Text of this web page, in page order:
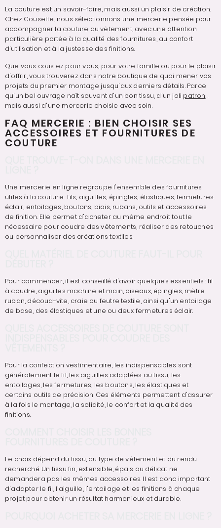
La couture est un savoir-faire, mais aussi un plaisir de création.
Chez Cousette, nous sélectionnons une mercerie pensée pour
accompagner la couture du vêtement, avec une attention
particulière portée à la qualité des fournitures, au confort
d'utilisation et à la justesse des finitions.
Que vous cousiez pour vous, pour votre famille ou pour le plaisir
d'offrir, vous trouverez dans notre boutique de quoi mener vos
projets du premier montage jusqu'aux derniers détails. Parce
qu'un bel ouvrage naît souvent d'un bon tissu, d'un joli patron…
mais aussi d'une mercerie choisie avec soin.
FAQ MERCERIE : BIEN CHOISIR SES
ACCESSOIRES ET FOURNITURES DE
COUTURE
Une mercerie en ligne regroupe l'ensemble des fournitures
utiles à la couture : fils, aiguilles, épingles, élastiques, fermetures
éclair, entoilages, boutons, biais, rubans, outils et accessoires
de finition. Elle permet d'acheter au même endroit tout le
nécessaire pour coudre des vêtements, réaliser des retouches
ou personnaliser des créations textiles.
Pour commencer, il est conseillé d'avoir quelques essentiels : fil
à coudre, aiguilles machine et main, ciseaux, épingles, mètre
ruban, découd-vite, craie ou feutre textile, ainsi qu'un entoilage
de base, des élastiques et une ou deux fermetures éclair.
Pour la confection vestimentaire, les indispensables sont
généralement le fil, les aiguilles adaptées au tissu, les
entoilages, les fermetures, les boutons, les élastiques et
certains outils de précision. Ces éléments permettent d'assurer
à la fois le montage, la solidité, le confort et la qualité des
finitions.
Le choix dépend du tissu, du type de vêtement et du rendu
recherché. Un tissu fin, extensible, épais ou délicat ne
demandera pas les mêmes accessoires. Il est donc important
d'adapter le fil, l'aiguille, l'entoilage et les finitions à chaque
projet pour obtenir un résultat harmonieux et durable.